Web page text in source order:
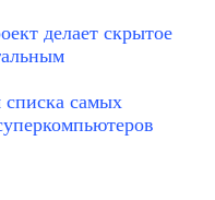
делает скрытое
списка самых